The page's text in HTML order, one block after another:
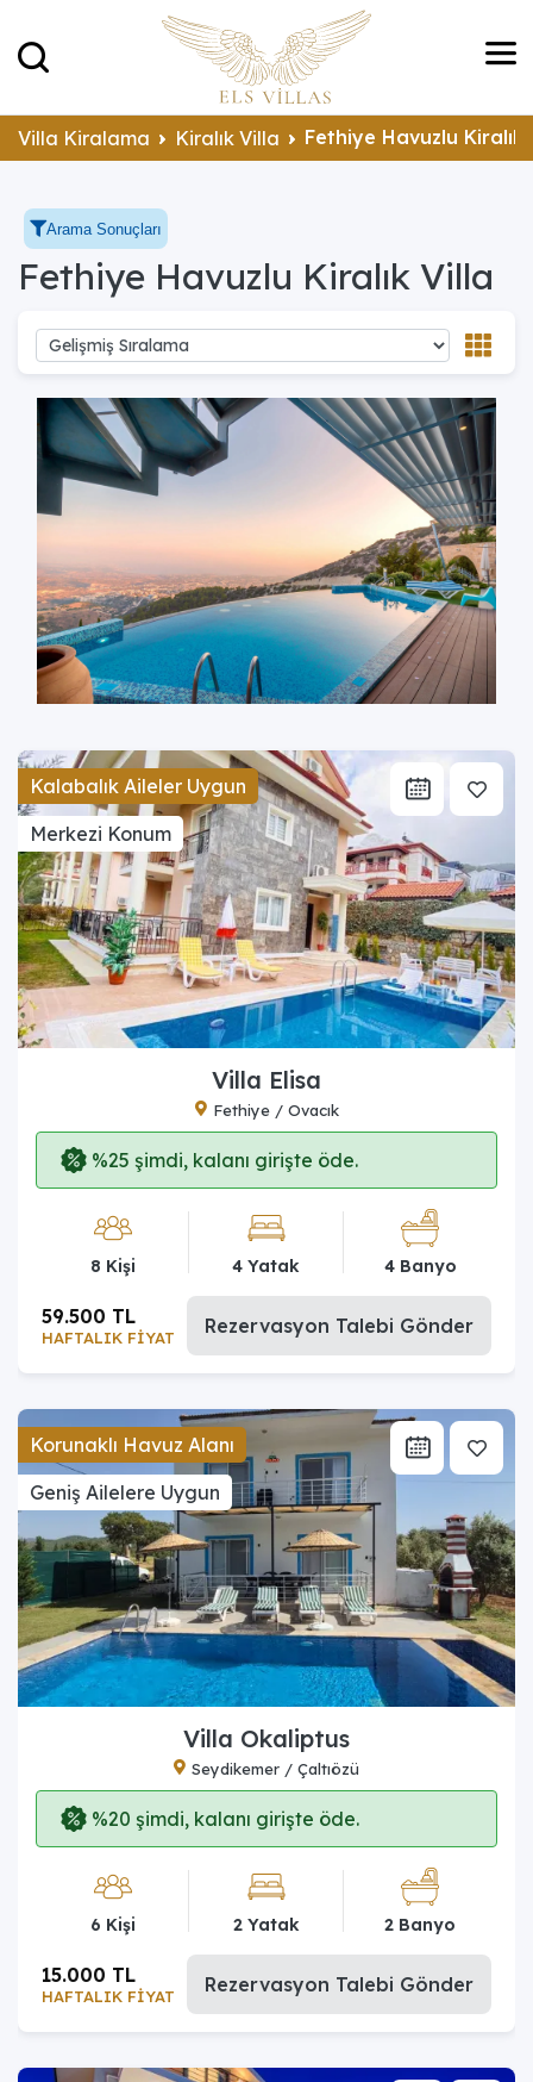
Villa Kiralama Kiralık Villa Fethiye Havuzlu
Arama Sonuçları
Fethiye Havuzlu Kiralık Villa
Kalabalık Aileler Uygun
Merkezi Konum
Villa Elisa
Fethiye / Ovacık
%25 şimdi, kalanı girişte öde.
8 Kişi 4 Yatak 4 Banyo
HAFTALIK FİYAT
59.500 TL Rezervasyon Talebi Gönder
Korunaklı Havuz Alanı
Geniş Ailelere Uygun
Villa Okaliptus
Seydikemer / Çaltıözü
%20 şimdi, kalanı girişte öde.
6 Kişi 2 Yatak 2 Banyo
HAFTALIK FİYAT
15.000 TL Rezervasyon Talebi Gönder